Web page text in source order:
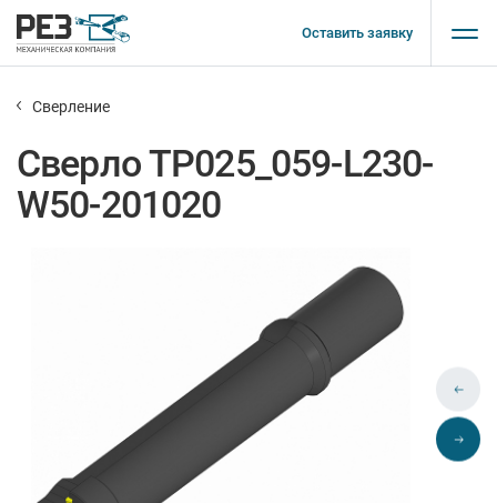
Оставить заявку
Сверление
Сверло TP025_059-L230-
W50-201020